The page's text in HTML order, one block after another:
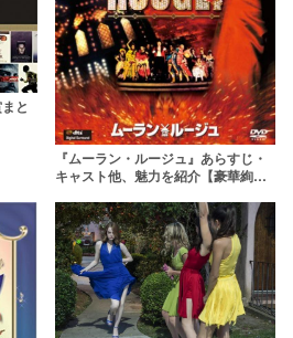
と
『ムーラン・ルージュ』あらすじ・
キャスト他、魅力を紹介【豪華絢爛